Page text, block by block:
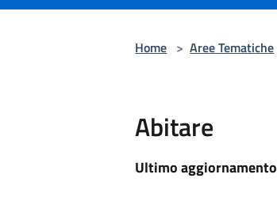
Home > Aree Tematiche
Abitare
Ultimo aggiornamento